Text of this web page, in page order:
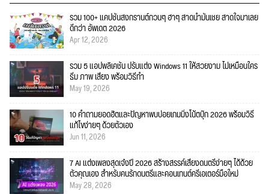
รวม 100+ แคปชั่นสงกรานต์กวนๆ ฮาๆ สาดน้ำมันเชย สาดใจมาเลย
ดีกว่า อัพเดต 2026
Apr 12, 2026
รวม 5 แอปพลิเคชัน ปรับแต่ง Windows 11 ให้สวยงาม ไม่เหมือนใคร
ธีม ภาพ เสียง พร้อมวิธีทำ
May 19, 2026
10 คำถามยอดฮิตและปัญหาพบบ่อยเกมมิ่งโน้ตบุ๊ก 2026 พร้อมวิธี
แก้ไขง่ายๆ ด้วยตัวเอง
Jun 11, 2026
7 AI แต่งเพลงสุดเจ๋งปี 2026 สร้างสรรค์เสียงดนตรีง่ายๆ ได้ด้วย
ตัวคุณเอง สำหรับคนรักดนตรีและคอนเทนต์ครีเอเตอร์มือใหม่
May 28, 2026